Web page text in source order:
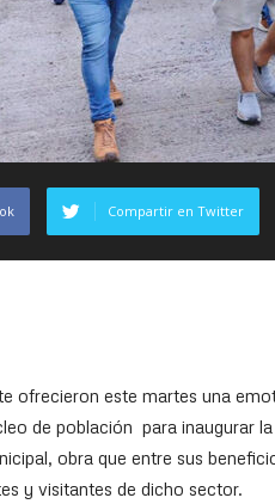
Compartir en Twitter
ofrecieron este martes una
de población para inaugurar
obra que entre sus
y visitantes de dicho sector.